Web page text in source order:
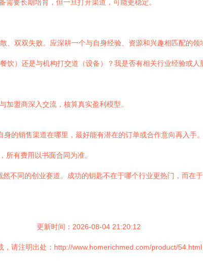
要长期培育，但一旦打开渠道，可能更稳定。
、双双失败。应深耕一个与自身经验、资源和兴趣相匹配的领
饮）还是与机构打交道（设备）？我是否有相关行业经验或人
加盟商深入交流，核算真实盈利模型。
的销售渠道在哪里，最好能有潜在的订单或合作意向再入手。
所有费用以书面合同为准。
然不同的创业赛道。成功的钥匙不在于哪个行业更热门，而
更新时间：2026-08-04 21:20:12
，请注明出处：http://www.homerichmed.com/product/54.html